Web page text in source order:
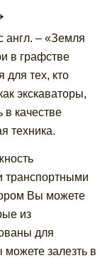
англ. – «Земля
в графстве
для тех, кто
экскаваторы,
качестве
техника.
транспортными
Вы можете
из
для
залезть в